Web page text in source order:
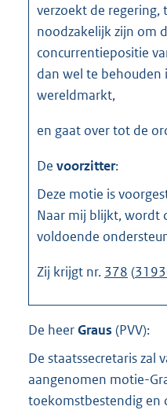
verzoekt de regering,
noodzakelijk zijn om
concurrentiepositie
dan wel te behouden
wereldmarkt,
en gaat over tot de
De voorzitter:
Deze motie is
Naar mij blijkt, wordt
voldoende
Zij krijgt nr. 378 (
De heerGraus (PVV):
De staatssecretaris zal
aangenomen motie-
toekomstbestendig en